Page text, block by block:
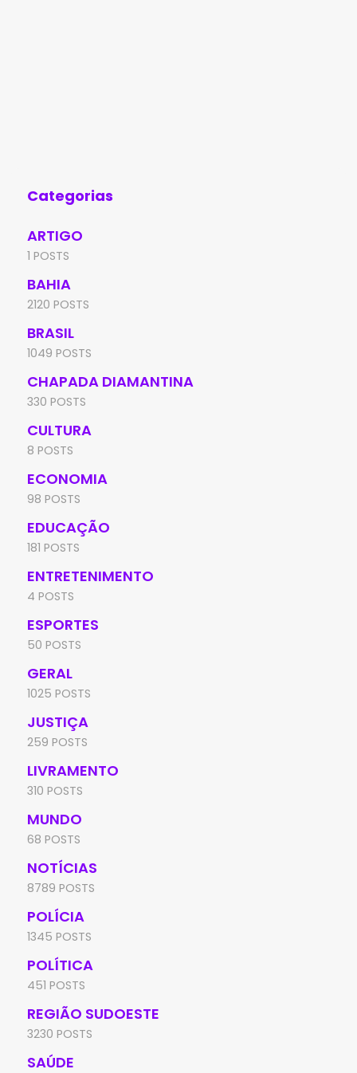
Categorias
ARTIGO
1 POSTS
BAHIA
2120 POSTS
BRASIL
1049 POSTS
CHAPADA DIAMANTINA
330 POSTS
CULTURA
8 POSTS
ECONOMIA
98 POSTS
EDUCAÇÃO
181 POSTS
ENTRETENIMENTO
4 POSTS
ESPORTES
50 POSTS
GERAL
1025 POSTS
JUSTIÇA
259 POSTS
LIVRAMENTO
310 POSTS
MUNDO
68 POSTS
NOTÍCIAS
8789 POSTS
POLÍCIA
1345 POSTS
POLÍTICA
451 POSTS
REGIÃO SUDOESTE
3230 POSTS
SAÚDE